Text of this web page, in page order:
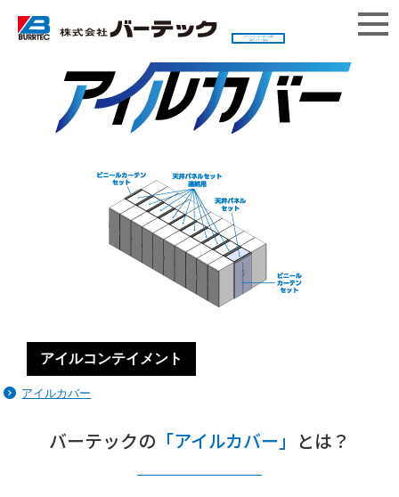
データセンター向け自動
調圧ブラシ製品
アイルコンテイメント
アイルカバー
バーテックの 「アイルカバー」 とは？